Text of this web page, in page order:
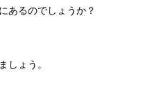
あるのでしょうか？
しょう。